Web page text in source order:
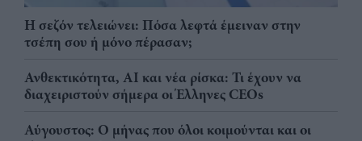
Η σεζόν τελειώνει: Πόσα λεφτά έμειναν στην
τσέπη σου ή μόνο πέρασαν;
Ανθεκτικότητα, AI και νέα ρίσκα: Τι έχουν να
διαχειριστούν σήμερα οι Έλληνες CEOs
Αύγουστος: Ο μήνας που όλοι κοιμούνται και οι